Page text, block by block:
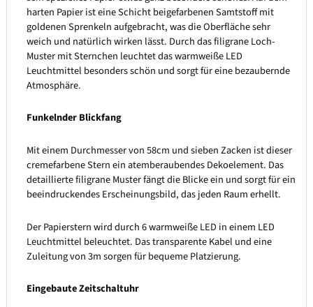
harten Papier ist eine Schicht beigefarbenen Samtstoff mit
goldenen Sprenkeln aufgebracht, was die Oberfläche sehr
weich und natürlich wirken lässt. Durch das filigrane Loch-
Muster mit Sternchen leuchtet das warmweiße LED
Leuchtmittel besonders schön und sorgt für eine bezaubernde
Atmosphäre.
Funkelnder Blickfang
Mit einem Durchmesser von 58cm und sieben Zacken ist dieser
cremefarbene Stern ein atemberaubendes Dekoelement. Das
detaillierte filigrane Muster fängt die Blicke ein und sorgt für ein
beeindruckendes Erscheinungsbild, das jeden Raum erhellt.
Der Papierstern wird durch 6 warmweiße LED in einem LED
Leuchtmittel beleuchtet. Das transparente Kabel und eine
Zuleitung von 3m sorgen für bequeme Platzierung.
Eingebaute Zeitschaltuhr